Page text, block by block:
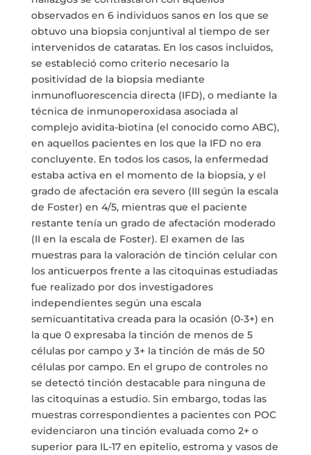
observados en 6 individuos sanos en los que se
obtuvo una biopsia conjuntival al tiempo de ser
intervenidos de cataratas. En los casos incluidos,
se estableció como criterio necesario la
positividad de la biopsia mediante
inmunofluorescencia directa (IFD), o mediante la
técnica de inmunoperoxidasa asociada al
complejo avidita-biotina (el conocido como ABC),
en aquellos pacientes en los que la IFD no era
concluyente. En todos los casos, la enfermedad
estaba activa en el momento de la biopsia, y el
grado de afectación era severo (III según la escala
de Foster) en 4/5, mientras que el paciente
restante tenía un grado de afectación moderado
(II en la escala de Foster). El examen de las
muestras para la valoración de tinción celular con
los anticuerpos frente a las citoquinas estudiadas
fue realizado por dos investigadores
independientes según una escala
semicuantitativa creada para la ocasión (0-3+) en
la que 0 expresaba la tinción de menos de 5
células por campo y 3+ la tinción de más de 50
células por campo. En el grupo de controles no
se detectó tinción destacable para ninguna de
las citoquinas a estudio. Sin embargo, todas las
muestras correspondientes a pacientes con POC
evidenciaron una tinción evaluada como 2+ o
superior para IL-17 en epitelio, estroma y vasos de